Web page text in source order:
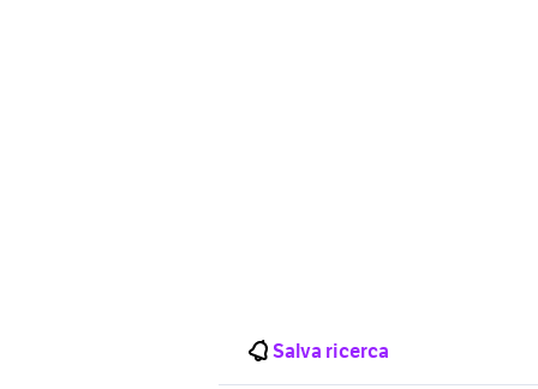
Salva ricerca